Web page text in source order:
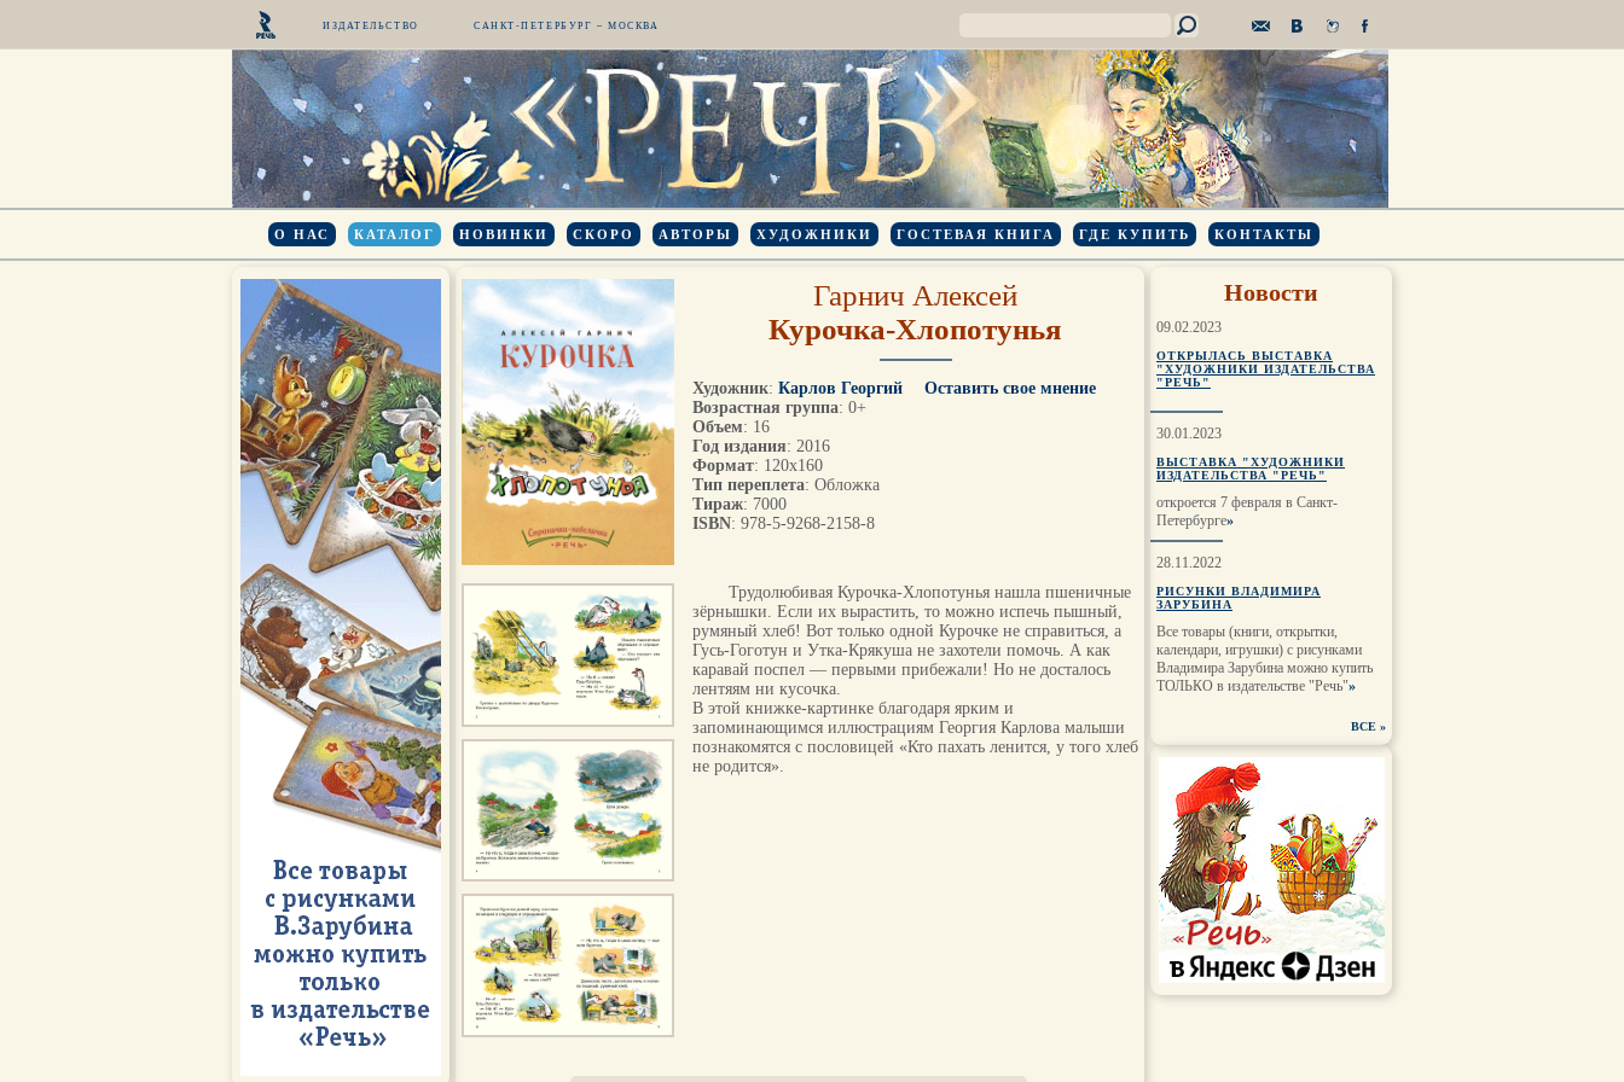
ИЗДАТЕЛЬСТВО САНКТ-ПЕТЕРБУРГ – МОСКВА
О НАС КАТАЛОГ НОВИНКИ СКОРО АВТОРЫ ХУДОЖНИКИ ГОСТЕВАЯ КНИГА ГДЕ КУПИТЬ КОНТАКТЫ
Гарнич Алексей
Курочка-Хлопотунья
Художник: Карлов Георгий
Возрастная группа: 0+
Объем: 16
Год издания: 2016
Формат: 120х160
Тип переплета: Обложка
Тираж: 7000
ISBN: 978-5-9268-2158-8
Оставить свое мнение
Трудолюбивая Курочка-Хлопотунья нашла пшеничные
зёрнышки. Если их вырастить, то можно испечь пышный,
румяный хлеб! Вот только одной Курочке не справиться, а
Гусь-Гоготун и Утка-Крякуша не захотели помочь. А как
каравай поспел — первыми прибежали! Но не досталось
лентяям ни кусочка.
В этой книжке-картинке благодаря ярким и
запоминающимся иллюстрациям Георгия Карлова малыши
познакомятся с пословицей «Кто пахать ленится, у того хлеб
не родится».
Новости
09.02.2023
ОТКРЫЛАСЬ ВЫСТАВКА
"ХУДОЖНИКИ ИЗДАТЕЛЬСТВА
"РЕЧЬ"
30.01.2023
ВЫСТАВКА "ХУДОЖНИКИ
ИЗДАТЕЛЬСТВА "РЕЧЬ"
откроется 7 февраля в Санкт-
Петербурге»
28.11.2022
РИСУНКИ ВЛАДИМИРА
ЗАРУБИНА
Все товары (книги, открытки,
календари, игрушки) с рисунками
Владимира Зарубина можно купить
ТОЛЬКО в издательстве "Речь"»
ВСЕ »